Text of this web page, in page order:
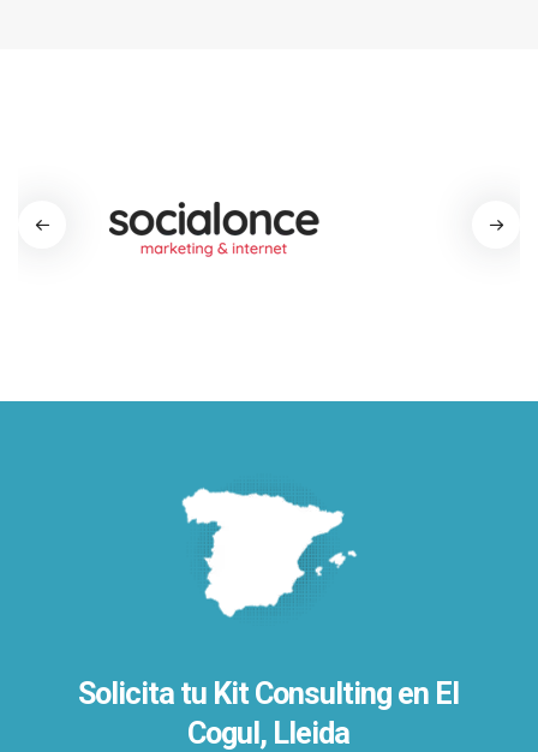
Solicita tu Kit Consulting en El
Cogul, Lleida